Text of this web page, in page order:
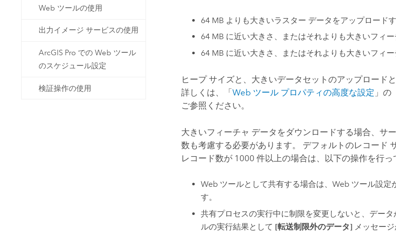
Web ツールの使用
出力イメージ サービスの使用
ArcGIS Pro での Web ツール
のスケジュール設定
検証操作の使用
64 MB よりも大きいラスター データをアップロード
64 MB に近い大きさ、またはそれよりも大きいフィ
64 MB に近い大きさ、またはそれよりも大きいフィ
ヒープ サイズと、大きいデータセットのアップロード
詳しくは、「Web ツール プロパティの高度な設定 」の
ご参照ください。
大きいフィーチャ データをダウンロードする場合、サ
数も考慮する必要があります。 デフォルトのレコード
レコード数が 1000 件以上の場合は、以下の操作を行っ
Web ツールとして共有する場合は、Web ツール設定
す。
共有プロセスの実行中に制限を変更しないと、デー
ルの実行結果として [転送制限外のデータ]メッセージ